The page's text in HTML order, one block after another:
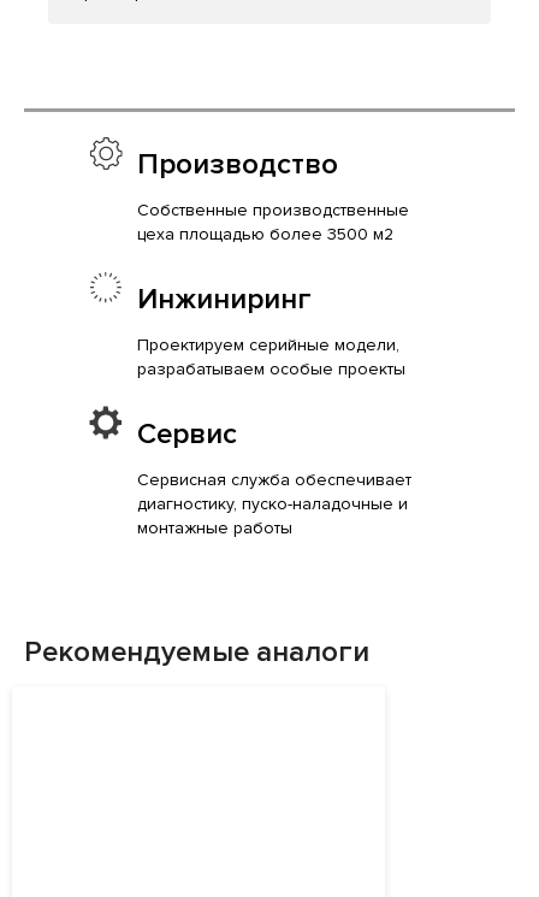
Производство
Собственные производственные
цеха площадью более 3500 м2
Инжиниринг
Проектируем серийные модели,
разрабатываем особые проекты
Сервис
Сервисная служба обеспечивает
диагностику, пуско-наладочные и
монтажные работы
Рекомендуемые аналоги